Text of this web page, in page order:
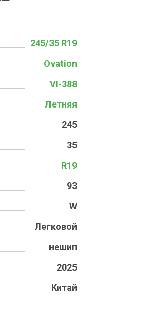
245/35 R19
Ovation
VI-388
Летняя
245
35
R19
93
W
Легковой
нешип
2025
Китай